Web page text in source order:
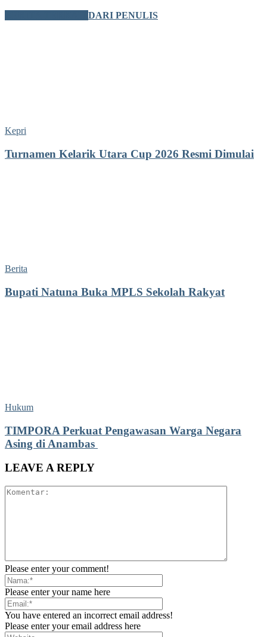
DARI PENULIS
Kepri
Turnamen Kelarik Utara Cup 2026 Resmi Dimulai
Berita
Bupati Natuna Buka MPLS Sekolah Rakyat
Hukum
TIMPORA Perkuat Pengawasan Warga Negara
Asing di Anambas ‎
LEAVE A REPLY
Please enter your comment!
Please enter your name here
You have entered an incorrect email address!
Please enter your email address here